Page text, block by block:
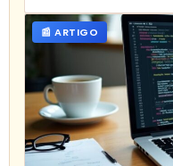
📰 ARTIGO